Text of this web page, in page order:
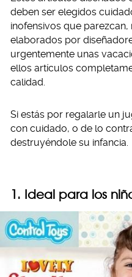
deben ser elegidos
inofensivos que
elaborados por
urgentemente unas
ellos artículos
calidad.
Si estás por regalarle un
con cuidado, o de lo
destruyéndole su infancia.
1. Ideal para los